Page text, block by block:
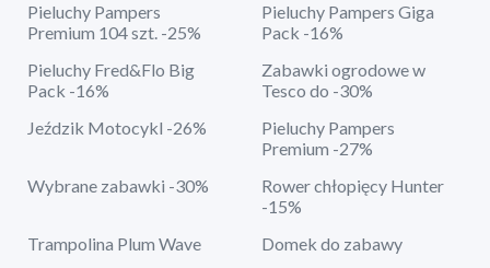
Pieluchy Pampers
Premium 104 szt. -25%
Pieluchy Pampers Giga
Pack -16%
Pieluchy Fred&Flo Big
Pack -16%
Zabawki ogrodowe w
Tesco do -30%
Jeździk Motocykl -26%
Pieluchy Pampers
Premium -27%
Wybrane zabawki -30%
Rower chłopięcy Hunter
-15%
Trampolina Plum Wave
Domek do zabawy